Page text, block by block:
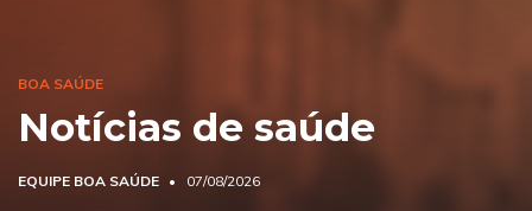
BOA SAÚDE
Notícias de saúde
EQUIPE BOA SAÚDE 07/08/2026